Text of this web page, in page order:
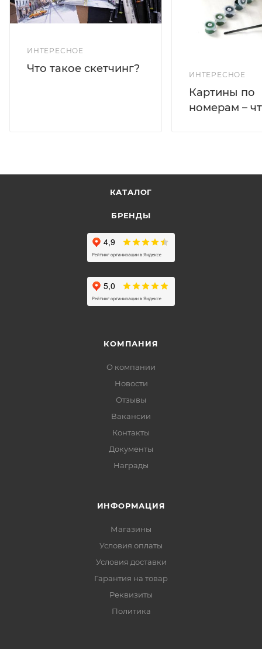
ИНТЕРЕСНОЕ
Что такое скетчинг?
ИНТЕРЕСНОЕ
Картины по
номерам –
КАТАЛОГ
БРЕНДЫ
КОМПАНИЯ
О компании
Новости
Отзывы
Вакансии
Контакты
Документы
Награды
ИНФОРМАЦИЯ
Магазины
Условия оплаты
Условия доставки
Гарантия на товар
Реквизиты
Политика